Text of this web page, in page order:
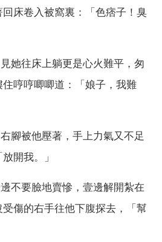
床卷入被窩裏：「色痞子！臭
往床上躺更是心火難平，匆
哼哼唧唧道：「娘子，我難
被他壓著，手上力氣又不足
開我。」
要臉地賣慘，壹邊解開紮在
傷的右手往他下腹探去，「幫